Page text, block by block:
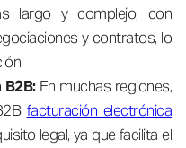
largo y complejo, con
y contratos, lo
En muchas regiones,
facturación electrónica
legal, ya que facilita el